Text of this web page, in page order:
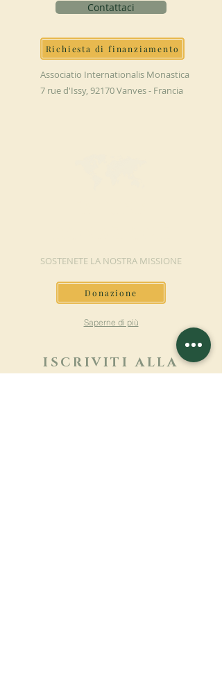
Contattaci
Richiesta di finanziamento
Associatio Internationalis Monastica
7 rue d'Issy, 92170 Vanves - Francia
SOSTENETE LA NOSTRA MISSIONE
Donazione
Saperne di più
ISCRIVITI ALLA